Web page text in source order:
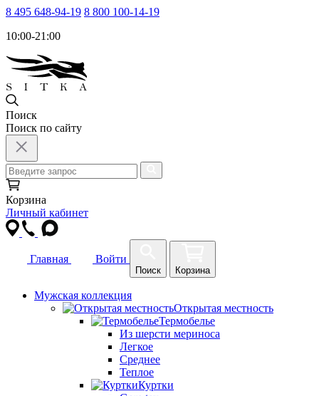
8 495 648-94-19 8 800 100-14-19
10:00-21:00
Поиск
Поиск по сайту
Корзина
Личный кабинет
Главная Войти
Поиск Корзина
Мужская коллекция
Открытая местность
Термобелье
Из шерсти мериноса
Легкое
Среднее
Теплое
Куртки